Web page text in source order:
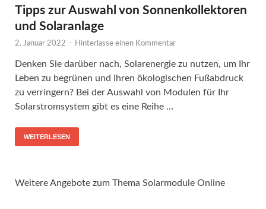
Tipps zur Auswahl von Sonnenkollektoren
und Solaranlage
2. Januar 2022 - Hinterlasse einen Kommentar
Denken Sie darüber nach, Solarenergie zu nutzen, um Ihr
Leben zu begrünen und Ihren ökologischen Fußabdruck
zu verringern? Bei der Auswahl von Modulen für Ihr
Solarstromsystem gibt es eine Reihe …
WEITERLESEN
Weitere Angebote zum Thema Solarmodule Online